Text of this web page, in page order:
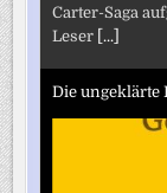
Carter-Saga
Leser [...]
Die ungeklärte